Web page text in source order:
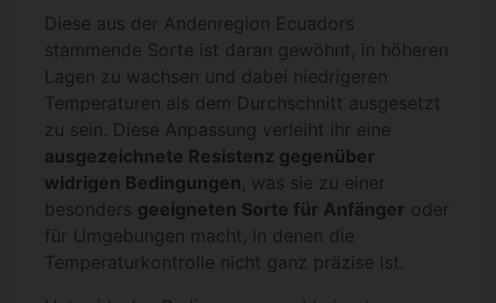
Diese aus der Andenregion Ecuadors
stammende Sorte ist daran gewöhnt, in höheren
Lagen zu wachsen und dabei niedrigeren
Temperaturen als dem Durchschnitt ausgesetzt
zu sein. Diese Anpassung verleiht ihr eine
ausgezeichnete Resistenz gegenüber
widrigen Bedingungen, was sie zu einer
besonders geeigneten Sorte für Anfänger oder
für Umgebungen macht, in denen die
Temperaturkontrolle nicht ganz präzise ist.